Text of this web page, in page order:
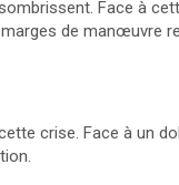
Face à
de manœuvre
crise. Face à un